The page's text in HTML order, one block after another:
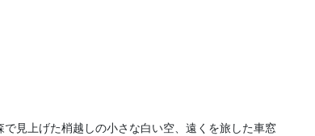
見上げた梢越しの小さな白い空、遠くを旅した車窓